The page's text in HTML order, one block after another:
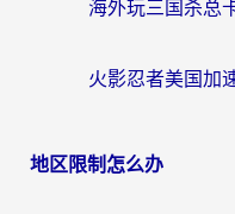
地区限制怎么办